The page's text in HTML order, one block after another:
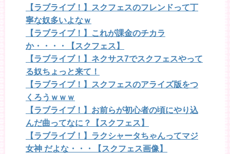
【ラブライブ！】スクフェスのフレンドって丁
寧な奴多いよなｗ
【ラブライブ！】これが課金のチカラ
か・・・・【スクフェス】
【ラブライブ！】ネクサス7でスクフェスやって
る奴ちょっと来て！
【ラブライブ！】スクフェスのアライズ版をつ
くろうｗｗｗ
【ラブライブ！】お前らが初心者の頃にやり込
んだ曲ってなに？【スクフェス】
【ラブライブ！】ラクシャータちゃんってマジ
女神 だよな・・・【スクフェス画像】